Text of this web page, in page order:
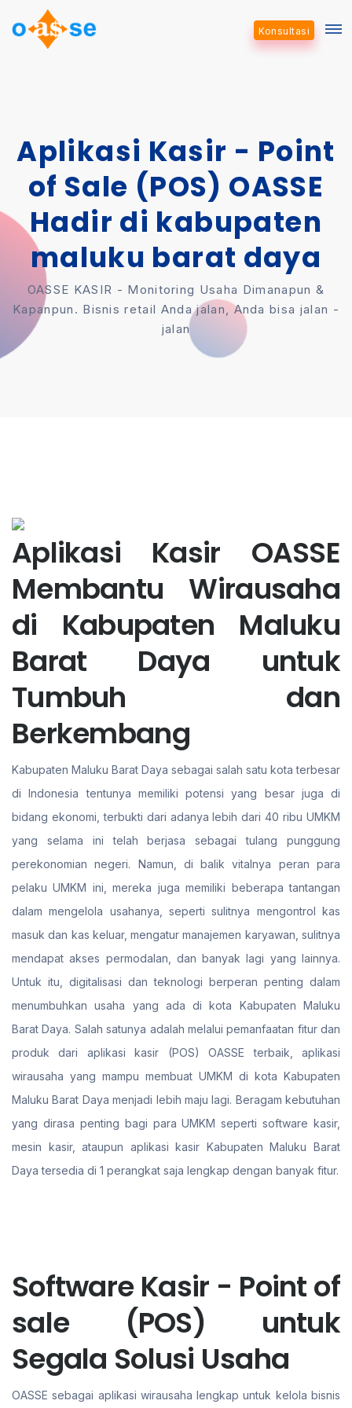
Konsultasi
Aplikasi Kasir - Point
of Sale (POS) OASSE
Hadir di kabupaten
maluku barat daya
OASSE KASIR - Monitoring Usaha Dimanapun &
Kapanpun. Bisnis retail Anda jalan, Anda bisa jalan -
jalan
Aplikasi Kasir OASSE
Membantu Wirausaha
di Kabupaten Maluku
Barat Daya untuk
Tumbuh dan
Berkembang
Kabupaten Maluku Barat Daya sebagai salah satu kota terbesar
di Indonesia tentunya memiliki potensi yang besar juga di
bidang ekonomi, terbukti dari adanya lebih dari 40 ribu UMKM
yang selama ini telah berjasa sebagai tulang punggung
perekonomian negeri. Namun, di balik vitalnya peran para
pelaku UMKM ini, mereka juga memiliki beberapa tantangan
dalam mengelola usahanya, seperti sulitnya mengontrol kas
masuk dan kas keluar, mengatur manajemen karyawan, sulitnya
mendapat akses permodalan, dan banyak lagi yang lainnya.
Untuk itu, digitalisasi dan teknologi berperan penting dalam
menumbuhkan usaha yang ada di kota Kabupaten Maluku
Barat Daya. Salah satunya adalah melalui pemanfaatan fitur dan
produk dari aplikasi kasir (POS) OASSE terbaik, aplikasi
wirausaha yang mampu membuat UMKM di kota Kabupaten
Maluku Barat Daya menjadi lebih maju lagi. Beragam kebutuhan
yang dirasa penting bagi para UMKM seperti software kasir,
mesin kasir, ataupun aplikasi kasir Kabupaten Maluku Barat
Daya tersedia di 1 perangkat saja lengkap dengan banyak fitur.
Software Kasir - Point of
sale (POS) untuk
Segala Solusi Usaha
OASSE sebagai aplikasi wirausaha lengkap untuk kelola bisnis